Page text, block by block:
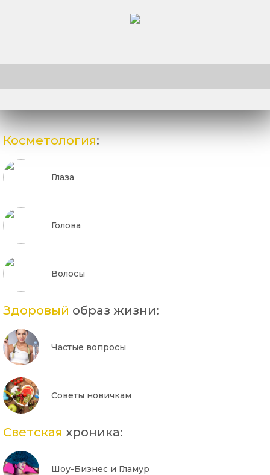
Косметология:
Глаза
Голова
Волосы
Здоровый образ жизни:
Частые вопросы
Советы новичкам
Светская хроника:
Шоу-Бизнес и Гламур